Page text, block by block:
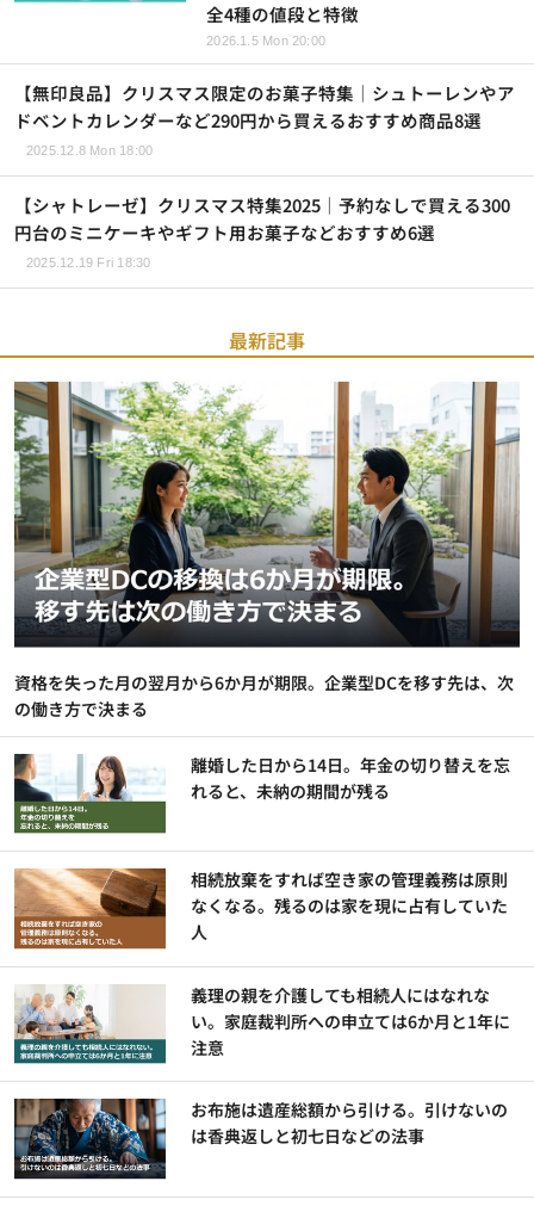
全4種の値段と特徴
2026.1.5 Mon 20:00
【無印良品】クリスマス限定のお菓子特集｜シュトーレンやア
ドベントカレンダーなど290円から買えるおすすめ商品8選
2025.12.8 Mon 18:00
【シャトレーゼ】クリスマス特集2025｜予約なしで買える300
円台のミニケーキやギフト用お菓子などおすすめ6選
2025.12.19 Fri 18:30
最新記事
資格を失った月の翌月から6か月が期限。企業型DCを移す先は、次
の働き方で決まる
離婚した日から14日。年金の切り替えを忘
れると、未納の期間が残る
相続放棄をすれば空き家の管理義務は原則
なくなる。残るのは家を現に占有していた
人
義理の親を介護しても相続人にはなれな
い。家庭裁判所への申立ては6か月と1年に
注意
お布施は遺産総額から引ける。引けないの
は香典返しと初七日などの法事